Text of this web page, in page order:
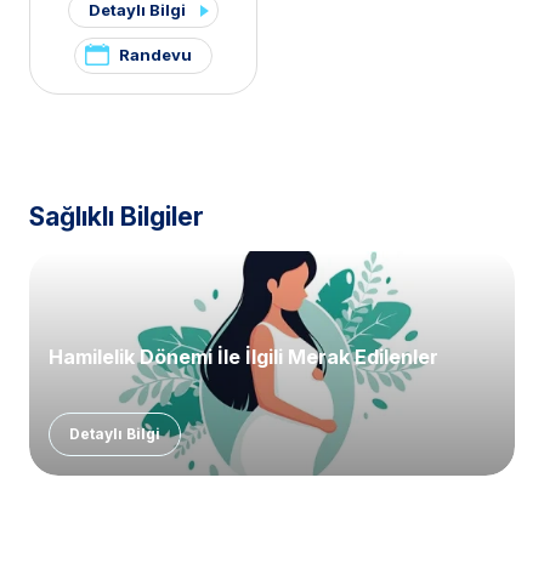
PKOS ve Hirsutizm Kliniği
Pelvik Ağrı ve
Endometriozis Kliniği
Detaylı Bilgi
Randevu
Sağlıklı Bilgiler
Hamilelik Dönemi İle İlgili Merak Edilenler
Detaylı Bilgi